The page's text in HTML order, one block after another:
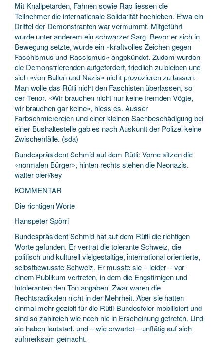
Mit Knallpetarden, Fahnen sowie Rap liessen die
Teilnehmer die internationale Solidarität hochleben. Etwa ein
Drittel der Demonstranten war vermummt. Mitgeführt
wurde unter anderem ein schwarzer Sarg. Bevor er sich in
Bewegung setzte, wurde ein «kraftvolles Zeichen gegen
Faschismus und Rassismus» angekündet. Zudem wurden
die Demonstrierenden aufgefordert, friedlich zu bleiben und
sich «von Bullen und Nazis» nicht provozieren zu lassen.
Man wolle das Rütli nicht den Faschisten überlassen, so
der Tenor. «Wir brauchen nicht nur keine fremden Vögte,
wir brauchen gar keine», hiess es. Ausser
Farbschmierereien und einer kleinen Sachbeschädigung bei
einer Bushaltestelle gab es nach Auskunft der Polizei keine
Zwischenfälle. (sda)
Bundespräsident Schmid auf dem Rütli: Vorne sitzen die
«normalen Bürger», hinten rechts stehen die Neonazis.
walter bieri/key
KOMMENTAR
Die richtigen Worte
Hanspeter Spörri
Bundespräsident Schmid hat auf dem Rütli die richtigen
Worte gefunden. Er vertrat die tolerante Schweiz, die
politisch und kulturell vielgestaltige, international orientierte,
selbstbewusste Schweiz. Er musste sie – leider – vor
einem Publikum vertreten, in dem die Engstirnigen und
Intoleranten den Ton angaben. Zwar waren die
Rechtsradikalen nicht in der Mehrheit. Aber sie hatten
einmal mehr gezielt für die Rütli-Bundesfeier mobilisiert und
sind so zahlreich wie noch nie in Erscheinung getreten. Und
sie haben lautstark und – wie erwartet – unflätig auf sich
aufmerksam gemacht.